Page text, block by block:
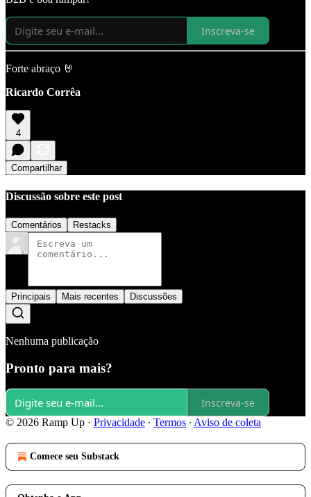
Inscreva-se
Forte abraço 🤘
Ricardo Corrêa
4
Compartilhar
Discussão sobre este post
Comentários Restacks
Principais Mais recentes Discussões
Nenhuma publicação
Pronto para mais?
Inscreva-se
© 2026 Ramp Up · Privacidade ∙ Termos ∙ Aviso de coleta
Comece seu Substack